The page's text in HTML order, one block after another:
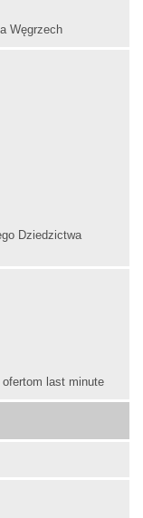
Węgrzech
Dziedzictwa
last minute